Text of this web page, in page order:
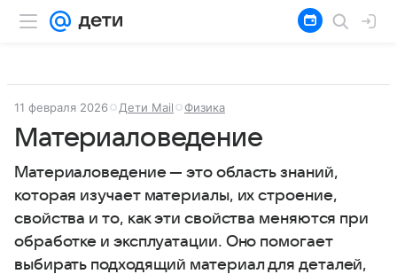
11 февраля 2026 Дети Mail Физика
Материаловедение
Материаловедение — это область знаний,
которая изучает материалы, их строение,
свойства и то, как эти свойства меняются при
обработке и эксплуатации. Оно помогает
выбирать подходящий материал для деталей,